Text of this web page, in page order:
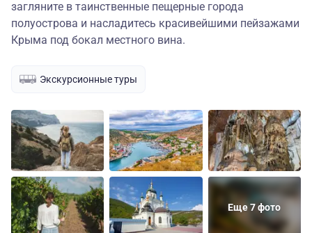
загляните в таинственные пещерные города
полуострова и насладитесь красивейшими пейзажами
Крыма под бокал местного вина.
Экскурсионные туры
Еще 7 фото